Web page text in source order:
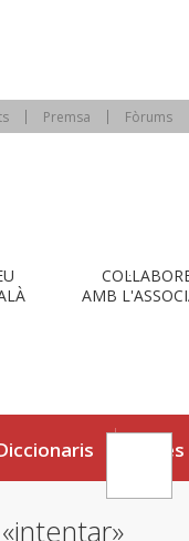
Premsa Fòrums
AMB
Eines